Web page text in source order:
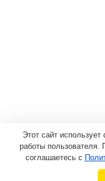
Этот сайт
работы пользователя.
соглашаетесь с